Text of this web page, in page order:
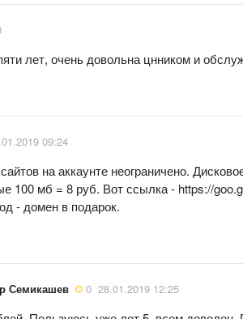
лет, очень довольна цнником и
09:24
на аккаунте неограничено.
100 мб = 8 руб. Вот ссылка - https://
- домен в подарок.
Семикашев 0 28.01.2019 12:25